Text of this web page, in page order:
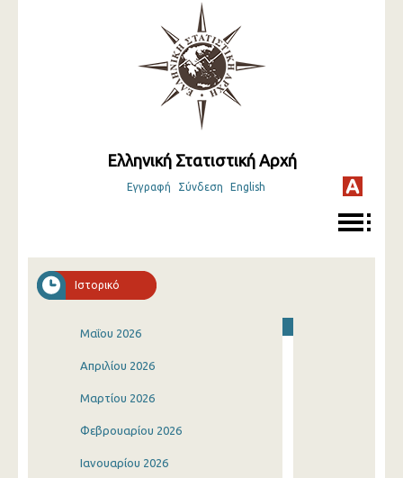
Ελληνική Στατιστική Αρχή
Εγγραφή Σύνδεση English
Ιστορικό
Μαΐου 2026
Απριλίου 2026
Μαρτίου 2026
Φεβρουαρίου 2026
Ιανουαρίου 2026